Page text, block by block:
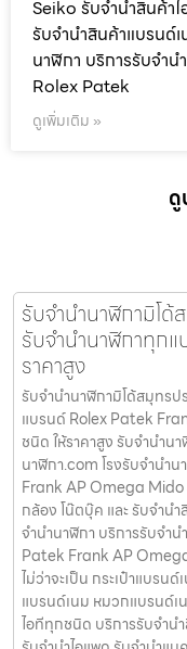
Seiko รับจำนำสินค้า
รับจำนำสินค้าแบรนด์
นาฬิกา บริการรับจำน
Rolex Patek
ดูเพิ่มเติม »
รับจำนำนาฬิกามิโด้
รับจำนำนาฬิกาทุก
ราคาสูง
รับจำนำนาฬิกามิโด้สมุทรป
แบรนด์ Rolex Patek
ชนิด ให้ราคาสูง รับจำนำน
นาฬิกา.com โรงรับจำนำ
Frank AP Omega Mido
กล้อง โน๊ตบุ๊ค และ รับจำน
จำนำนาฬิกา บริการรับจำ
Patek Frank AP
ไม่ว่าจะเป็น กระเป๋าแบรน
แบรนด์เนม หมวกแบรนด์เ
ไอทีทุกชนิด บริการรับจำน